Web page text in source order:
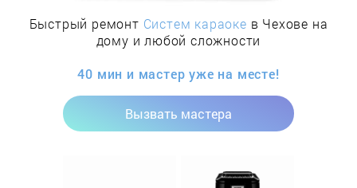
Быстрый ремонт Систем караоке в Чехове на
дому и любой сложности
40 мин и мастер уже на месте!
Вызвать мастера